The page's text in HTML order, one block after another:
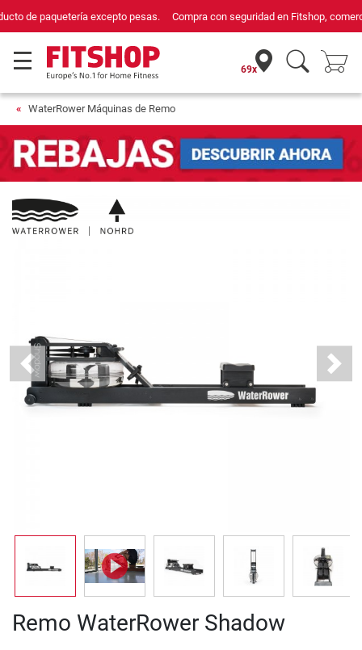
Compra con seguridad en Fitshop, comercio con sello de Confianza Online.
69x
WaterRower Máquinas de Remo
Previous Next
Remo WaterRower Shadow